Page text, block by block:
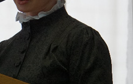
Размер шрифта: